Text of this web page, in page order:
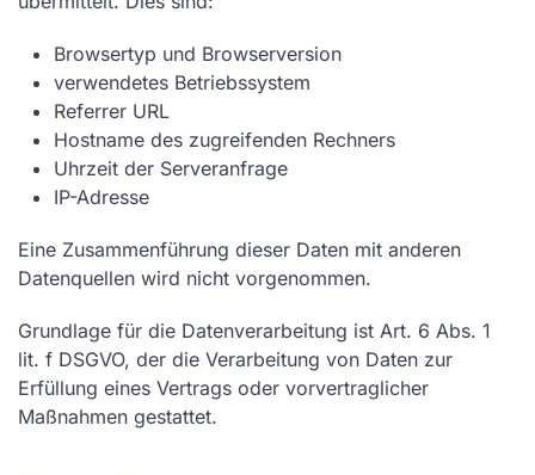
Browsertyp und Browserversion
verwendetes Betriebssystem
Referrer URL
Hostname des zugreifenden Rechners
Uhrzeit der Serveranfrage
IP-Adresse
Eine Zusammenführung dieser Daten mit anderen
Datenquellen wird nicht vorgenommen.
Grundlage für die Datenverarbeitung ist Art. 6 Abs. 1
lit. f DSGVO, der die Verarbeitung von Daten zur
Erfüllung eines Vertrags oder vorvertraglicher
Maßnahmen gestattet.